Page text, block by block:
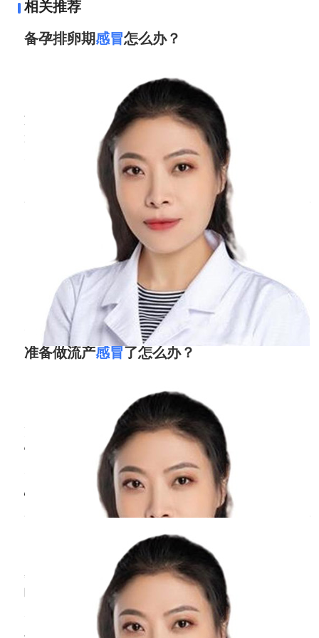
合判断和处理。
二、应对措施
带孩子到医院进行详细检查，如血常规、C-反
应蛋白检查以判断是否有感染及感染类型；进
行过敏原检测，排查过敏因素；必要时行胸部
X线或CT检查，了解肺部情况及是否有气道异
物等。对于不同年龄的孩子，检查的侧重点可
能略有不同。婴幼儿由于表达能力有限，检查
时更需要家长准确描述病史和症状；年长儿可
以配合一些简单的检查，如过敏原的斑贴试验
2.非药物干预缓解症状
保持空气湿润：使用加湿器使室内空气湿度保
持在50%-60%左右，湿润的空气可以减轻呼吸
道黏膜的刺激，缓解咳嗽。对于不同年龄段的
孩子，加湿器的使用要注意清洁，避免滋生细
孩子呼吸道产生不良影响。
适当饮水：多给孩子喝温水，有助于湿润呼吸
道，稀释痰液，使咳嗽时痰液更容易咳出。不
同年龄的孩子饮水量不同，一般婴幼儿每天的
饮水量约为100-150ml/kg，年长儿可根据体重
适当调整，但要注意少量多次饮用，避免一次
饮水过多引起呕吐等不适。
调整饮食：感冒咳嗽期间，孩子的饮食要清淡
易消化，避免食用辛辣、油腻、刺激性食物以
及过甜、过咸的食物，这些食物可能会刺激呼
吸道，加重咳嗽。对于婴幼儿，要注意辅食的
添加，避免添加新的不易消化的辅食；年长儿
相关推荐
备孕排卵期感冒怎么办？
三甲
如果在排卵期表现出感冒，若是受凉造成的，一
般对身体影响不大，可以继续备孕。如果表现出
流行性的感冒，这种情况病毒有可能会造成未来
培胎发育不良或者流产，需要化验优生4项。如
果优生四项是阴性，可以继续备孕怀孕。如果表
现出活动性的病毒感染，需要完全恢复正常以后
再怀孕。平时要营养丰富，增加身体的抵抗力，
准备做流产感冒了怎么办？
三甲
准备做流产感冒了最好是换个时间进行手术，女
性在感冒期间身体格外的虚弱，这个时候如果进
行人流手术则不利于手术的恢复，可能会造成其
他并发症，不利于病情的恢复，因此等到病情恢
复之后再去进行手术。在感冒期间要多喝热水，
在医生指导下配合一些感冒药来帮助恢复，同时
要注意，人流手术具有很大的伤害性，为了防止
怀孕两个月 感冒了对孩子有影响吗？
三甲
孕早期感冒，咳嗽本身对宝宝应当没有太大的影
响。但是如果孕妇吃了咳嗽药或者感冒药的话，
药物会对宝宝有影响。因此，尽量少吃药物或者
不吃药，以确保宝宝健康成长。此外，如果孕妇